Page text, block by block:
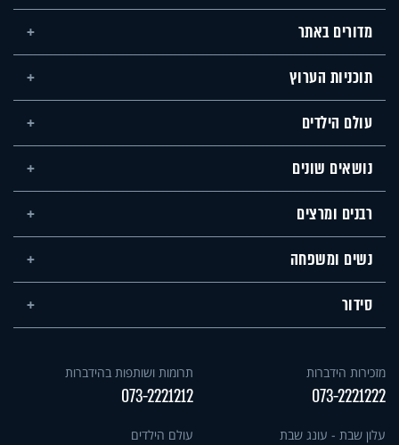
מדורים באתר
תוכניות הערוץ
עולם הילדים
נושאים שונים
רבנים ומרצים
נשים ומשפחה
סידור
מזכירות הידברות
073-2221222
תרומות ושותפות בהידברות
073-2221212
עלון שבת - עונג שבת עולם הילדים